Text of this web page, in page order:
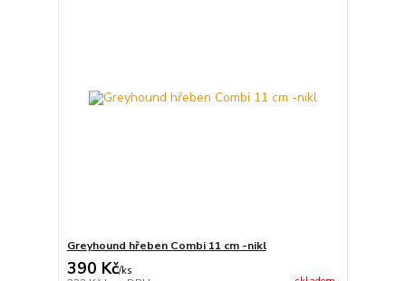
Greyhound hřeben Combi 11 cm -nikl
390 Kč/ks